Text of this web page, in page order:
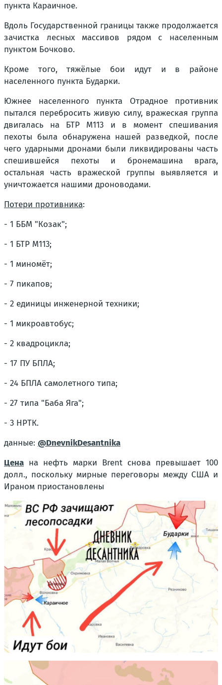
пункта Караичное.
Вдоль Государственной границы также продолжается
зачистка лесных массивов рядом с населенным
пунктом Бочково.
Кроме того, тяжёлые бои идут и в районе
населенного пункта Бударки.
Южнее населенного пункта Отрадное противник
пытался перебросить живую силу, вражеская группа
двигалась на БТР М113 и в момент спешивания
пехоты была обнаружена нашей разведкой, после
чего ударными дронами были ликвидированы часть
спешившейся пехоты и бронемашина врага,
остальная часть вражеской группы выявляется и
уничтожается нашими дроноводами.
Потери противника:
- 1 ББМ "Козак";
- 1 БТР М113;
- 1 миномёт;
- 7 пикапов;
- 2 единицы инженерной техники;
- 1 микроавтобус;
- 2 квадроцикла;
- 17 ПУ БПЛА;
- 24 БПЛА самолетного типа;
- 27 типа "Баба Яга";
- 3 НРТК.
данные: @DnevnikDesantnika
Цена на нефть марки Brent снова превышает 100
долл., поскольку мирные переговоры между США и
Ираном приостановлены